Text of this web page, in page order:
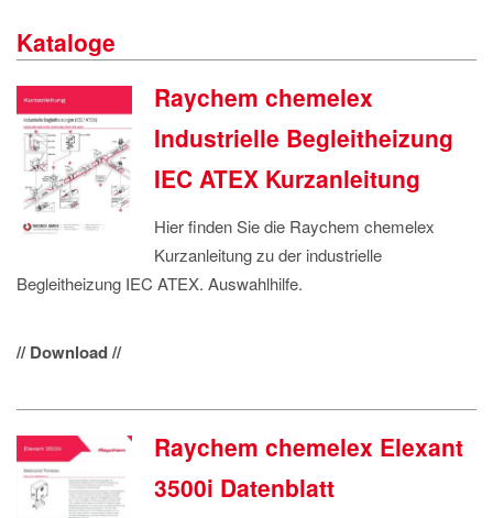
DATENSCHUTZ
Kataloge
Raychem chemelex
Industrielle Begleitheizung
IEC ATEX Kurzanleitung
Hier finden Sie die Raychem chemelex
Kurzanleitung zu der industrielle
Begleitheizung IEC ATEX. Auswahlhilfe.
// Download //
Raychem chemelex Elexant
3500i Datenblatt